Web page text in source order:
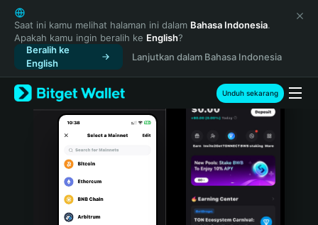
English
日本語
Tiếng Việt
Русский
Español (Latinoamérica)
Türkçe
Italiano
Português (Portugal)
Bahasa Indonesia
Saat ini kamu melihat halaman ini dalam Bahasa Indonesia.
Apakah kamu ingin beralih ke English?
Beralih ke
English
Lanjutkan dalam Bahasa Indonesia
Unduh sekarang